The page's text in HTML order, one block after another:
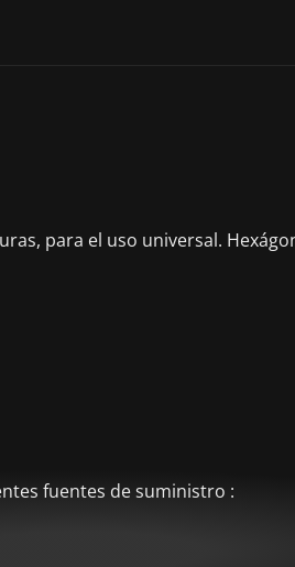
para el uso universal.
fuentes de suministro :